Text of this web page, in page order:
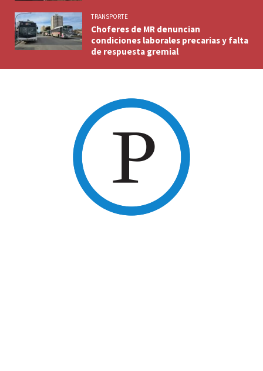
TRANSPORTE
Choferes de MR denuncian
condiciones laborales precarias y falta
de respuesta gremial